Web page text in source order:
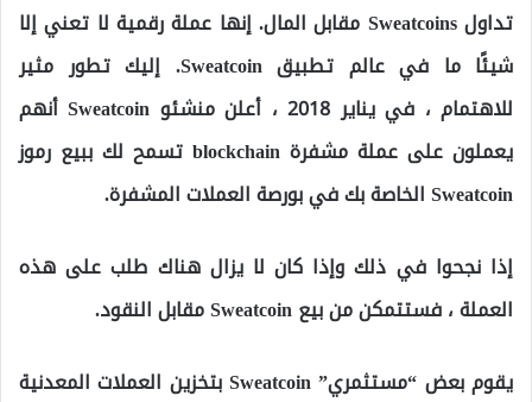
تداول Sweatcoins مقابل المال. إنها عملة رقمية لا تعني إلا
شيئًا ما في عالم تطبيق Sweatcoin. إليك تطور مثير
للاهتمام ، في يناير 2018 ، أعلن منشئو Sweatcoin أنهم
يعملون على عملة مشفرة blockchain تسمح لك ببيع رموز
Sweatcoin الخاصة بك في بورصة العملات المشفرة.
إذا نجحوا في ذلك وإذا كان لا يزال هناك طلب على هذه
العملة ، فستتمكن من بيع Sweatcoin مقابل النقود.
يقوم بعض “مستثمري” Sweatcoin بتخزين العملات المعدنية